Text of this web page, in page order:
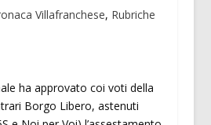
Villafranchese, Rubriche
ha approvato coi voti della
Borgo Libero, astenuti